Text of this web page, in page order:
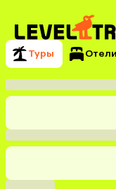
Туры Отели